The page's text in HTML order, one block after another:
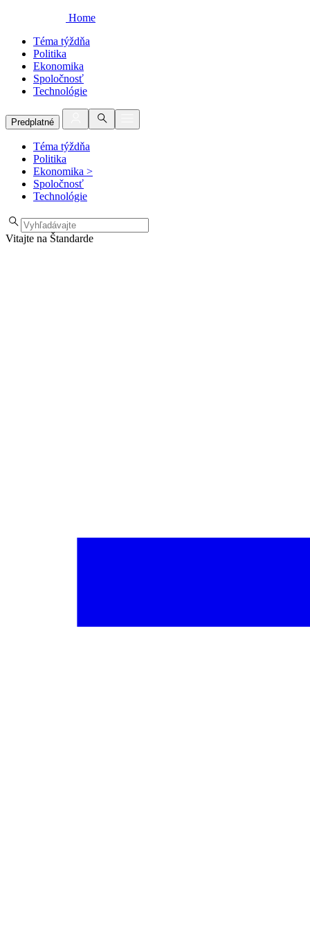
Home
Téma týždňa
Politika
Ekonomika
Spoločnosť
Technológie
Predplatné
Téma týždňa
Politika
Ekonomika >
Spoločnosť
Technológie
Vitajte na Štandarde